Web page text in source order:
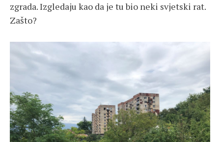
zgrada. Izgledaju kao da je tu bio neki svjetski rat.
Zašto?